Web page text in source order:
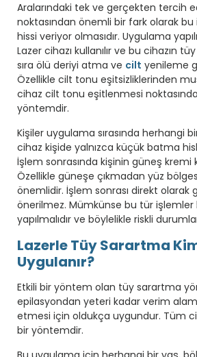
Aralarındaki tek ve gerçekten tercih
noktasından önemli bir fark olarak bu
hissi veriyor olmasıdır. Uygulama
Lazer cihazı kullanılır ve bu cihazın
sıra ölü deriyi atma ve cilt yenileme
Özellikle cilt tonu eşitsizliklerinden
cihaz cilt tonu eşitlenmesi
yöntemdir.
Kişiler uygulama sırasında herhangi
cihaz kişide yalnızca küçük batma
İşlem sonrasında kişinin güneş kremi
Özellikle güneşe çıkmadan yüz
önemlidir. İşlem sonrası direkt olarak
önerilmez. Mümkünse bu tür işlemler
yapılmalıdır ve böylelikle riskli
Lazerle Tüy Sarartma
Uygulanır?
Etkili bir yöntem olan tüy sarartma
epilasyondan yeteri kadar verim
etmesi için oldukça uygundur. Tüm
bir yöntemdir.